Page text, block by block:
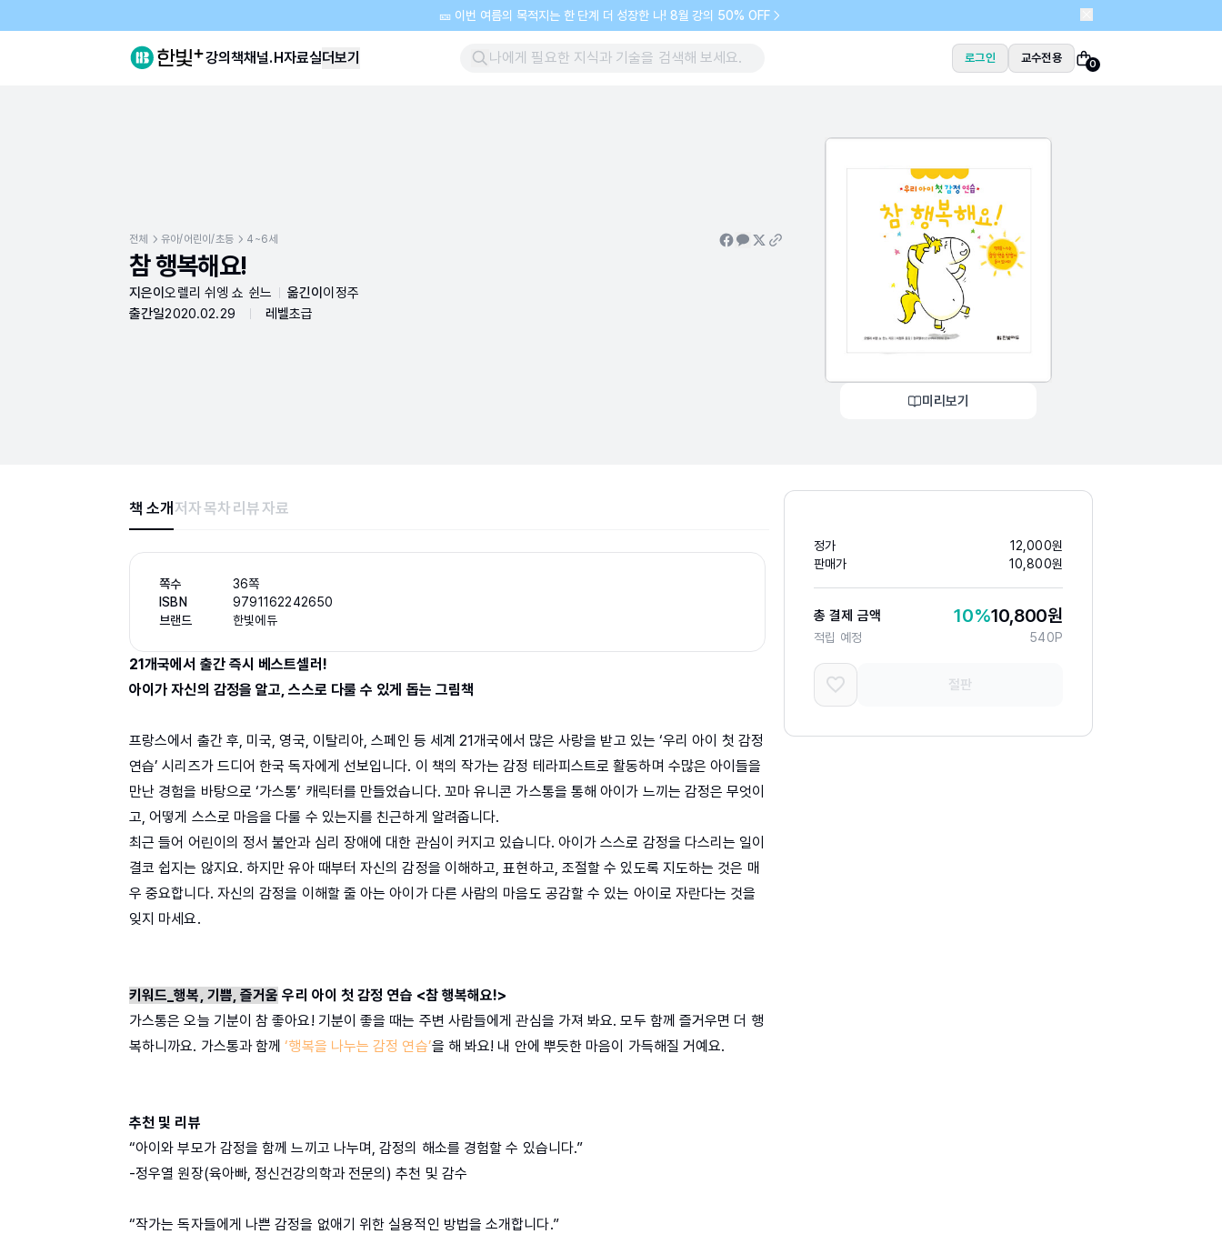
🎫 이번 여름의 목적지는 한 단계 더 성장한 나! 8월 강의 50% OFF
강의책채널.H자료실더보기 로그인 교수전용 0
미리보기
전체 유아/어린이/초등 4~6세
참 행복해요!
지은이오렐리 쉬엥 쇼 쉰느 옮긴이 이정주
출간일2020.02.29 레벨초급
책 소개 저자목차 리뷰 자료
쪽수
36쪽
ISBN
9791162242650
브랜드
한빛에듀
21개국에서 출간 즉시 베스트셀러!
아이가 자신의 감정을 알고, 스스로 다룰 수 있게 돕는 그림책
프랑스에서 출간 후, 미국, 영국, 이탈리아, 스페인 등 세계 21개국에서 많은 사랑을 받고 있는 ‘우리 아이 첫 감정
연습’ 시리즈가 드디어 한국 독자에게 선보입니다. 이 책의 작가는 감정 테라피스트로 활동하며 수많은 아이들을
만난 경험을 바탕으로 ‘가스통’ 캐릭터를 만들었습니다. 꼬마 유니콘 가스통을 통해 아이가 느끼는 감정은 무엇이
고, 어떻게 스스로 마음을 다룰 수 있는지를 친근하게 알려줍니다.
최근 들어 어린이의 정서 불안과 심리 장애에 대한 관심이 커지고 있습니다. 아이가 스스로 감정을 다스리는 일이
결코 쉽지는 않지요. 하지만 유아 때부터 자신의 감정을 이해하고, 표현하고, 조절할 수 있도록 지도하는 것은 매
우 중요합니다. 자신의 감정을 이해할 줄 아는 아이가 다른 사람의 마음도 공감할 수 있는 아이로 자란다는 것을
잊지 마세요.
키워드_행복, 기쁨, 즐거움 우리 아이 첫 감정 연습 <참 행복해요!>
가스통은 오늘 기분이 참 좋아요! 기분이 좋을 때는 주변 사람들에게 관심을 가져 봐요. 모두 함께 즐거우면 더 행
복하니까요. 가스통과 함께‘행복을 나누는 감정 연습’을 해 봐요! 내 안에 뿌듯한 마음이 가득해질 거예요.
추천 및 리뷰
“아이와 부모가 감정을 함께 느끼고 나누며, 감정의 해소를 경험할 수 있습니다.”
-정우열 원장(육아빠, 정신건강의학과 전문의) 추천 및 감수
“작가는 독자들에게 나쁜 감정을 없애기 위한 실용적인 방법을 소개합니다.”
정가 12,000원
판매가
10,800원
총 결제 금액 10%10,800원
적립 예정 540P
절판